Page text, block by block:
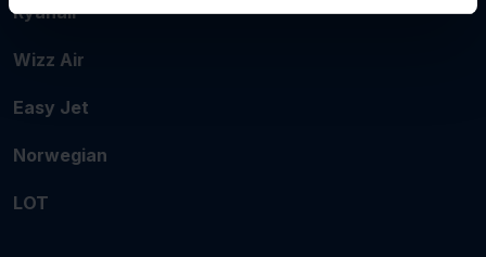
Ryanair
Wizz Air
Easy Jet
Norwegian
LOT